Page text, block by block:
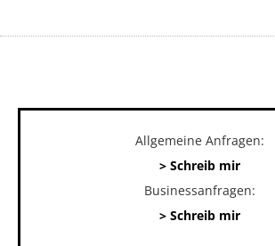
Allgemeine Anfragen:
> Schreib mir
Businessanfragen:
> Schreib mir